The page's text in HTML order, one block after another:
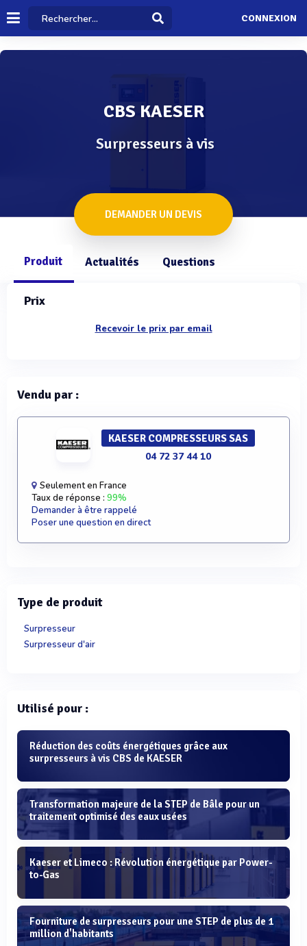
CONNEXION
CBS KAESER
Surpresseurs à vis
DEMANDER UN DEVIS
Produit Actualités Questions
Prix
Recevoir le prix par email
Vendu par :
KAESER COMPRESSEURS SAS
04 72 37 44 10
Seulement en France
Taux de réponse : 99%
Demander à être rappelé
Poser une question en direct
Type de produit
Surpresseur
Surpresseur d'air
Utilisé pour :
Réduction des coûts énergétiques grâce aux
surpresseurs à vis CBS de KAESER
Transformation majeure de la STEP de Bâle pour un
traitement optimisé des eaux usées
Kaeser et Limeco : Révolution énergétique par Power-
to-Gas
Fourniture de surpresseurs pour une STEP de plus de 1
million d'habitants